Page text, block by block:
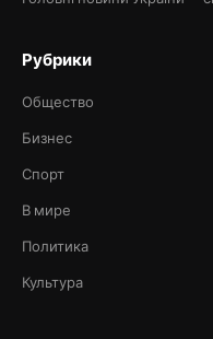
Рубрики
Общество
Бизнес
Спорт
В мире
Политика
Культура